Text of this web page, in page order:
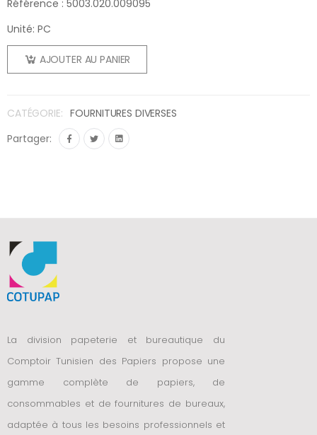
Référence : 5003.020.009095
Unité: PC
AJOUTER AU PANIER
CATÉGORIE: FOURNITURES DIVERSES
Partager:
La division papeterie et bureautique du
Comptoir Tunisien des Papiers propose une
gamme complète de papiers, de
consommables et de fournitures de bureaux,
adaptée à tous les besoins professionnels et